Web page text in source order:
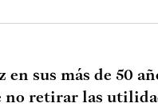
en sus más de 50
no retirar las